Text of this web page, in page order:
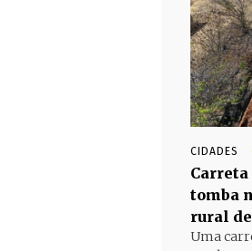
CIDADES
tomba
rural
Uma